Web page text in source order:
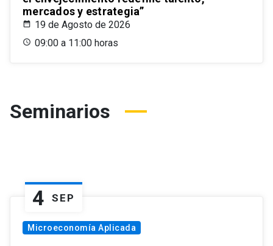
mercados y estrategia”
19 de Agosto de 2026
09:00 a 11:00 horas
Seminarios
4 SEP
Microeconomía Aplicada